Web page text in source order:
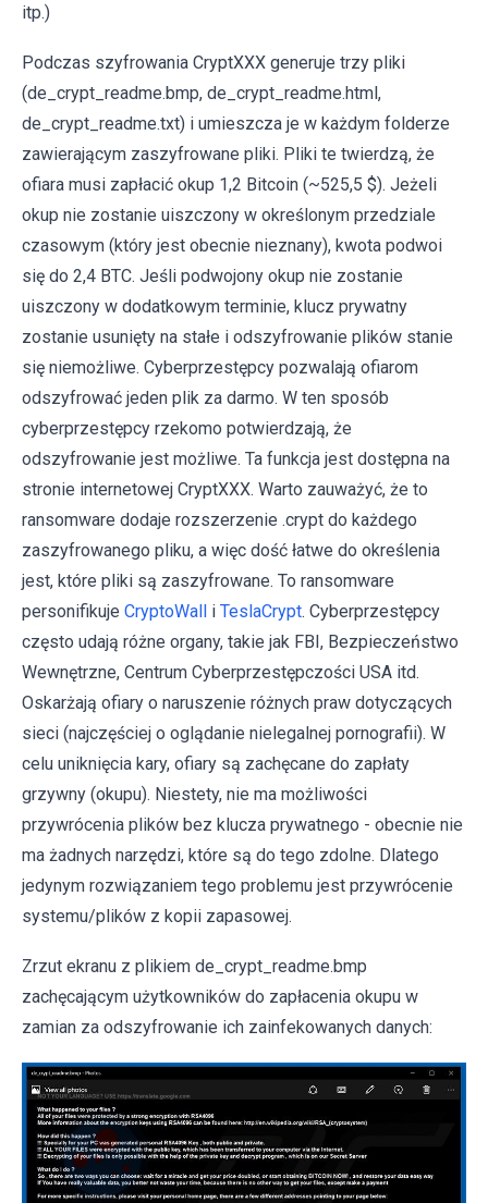
itp.)
Podczas szyfrowania CryptXXX generuje trzy pliki
(de_crypt_readme.bmp, de_crypt_readme.html,
de_crypt_readme.txt) i umieszcza je w każdym folderze
zawierającym zaszyfrowane pliki. Pliki te twierdzą, że
ofiara musi zapłacić okup 1,2 Bitcoin (~525,5 $). Jeżeli
okup nie zostanie uiszczony w określonym przedziale
czasowym (który jest obecnie nieznany), kwota podwoi
się do 2,4 BTC. Jeśli podwojony okup nie zostanie
uiszczony w dodatkowym terminie, klucz prywatny
zostanie usunięty na stałe i odszyfrowanie plików stanie
się niemożliwe. Cyberprzestępcy pozwalają ofiarom
odszyfrować jeden plik za darmo. W ten sposób
cyberprzestępcy rzekomo potwierdzają, że
odszyfrowanie jest możliwe. Ta funkcja jest dostępna na
stronie internetowej CryptXXX. Warto zauważyć, że to
ransomware dodaje rozszerzenie .crypt do każdego
zaszyfrowanego pliku, a więc dość łatwe do określenia
jest, które pliki są zaszyfrowane. To ransomware
personifikuje CryptoWall i TeslaCrypt. Cyberprzestępcy
często udają różne organy, takie jak FBI, Bezpieczeństwo
Wewnętrzne, Centrum Cyberprzestępczości USA itd.
Oskarżają ofiary o naruszenie różnych praw dotyczących
sieci (najczęściej o oglądanie nielegalnej pornografii). W
celu uniknięcia kary, ofiary są zachęcane do zapłaty
grzywny (okupu). Niestety, nie ma możliwości
przywrócenia plików bez klucza prywatnego - obecnie nie
ma żadnych narzędzi, które są do tego zdolne. Dlatego
jedynym rozwiązaniem tego problemu jest przywrócenie
systemu/plików z kopii zapasowej.
Zrzut ekranu z plikiem de_crypt_readme.bmp
zachęcającym użytkowników do zapłacenia okupu w
zamian za odszyfrowanie ich zainfekowanych danych: